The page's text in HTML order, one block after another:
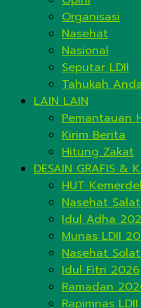
Organisasi
Nasehat
Nasional
Seputar LDII
Tahukah
LAIN LAIN
Pemantauan
Kirim Berita
Hitung Zakat
DESAIN GRAFIS &
HUT
Nasehat
Idul Adha
Munas LDII
Nasehat
Idul Fitri 2026
Ramadan
Rapimnas